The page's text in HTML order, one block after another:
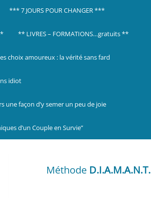
*** 7 JOURS POUR CHANGER ***
** LIVRES – FORMATIONS…gratuits **
choix amoureux : la vérité sans fard
idiot
façon d’y semer un peu de joie
d’un Couple en Survie”
Méthode D.I.A.M.A.N.T.